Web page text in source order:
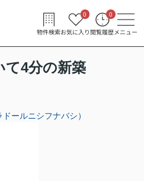
物件検索お気に入り
0
閲覧履歴
0
メニュー
て4分の新築
ールニシフナバシ）